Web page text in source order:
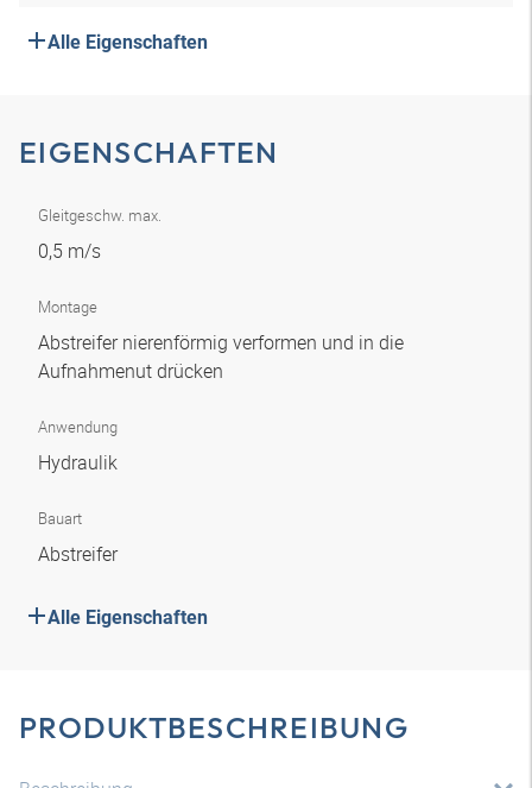
Alle Eigenschaften
EIGENSCHAFTEN
Gleitgeschw. max.
0,5 m/s
Montage
Abstreifer nierenförmig verformen und in die
Aufnahmenut drücken
Anwendung
Hydraulik
Bauart
Abstreifer
Alle Eigenschaften
PRODUKTBESCHREIBUNG